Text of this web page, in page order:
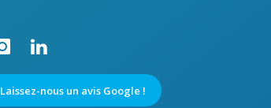
Laissez-nous un avis Google !